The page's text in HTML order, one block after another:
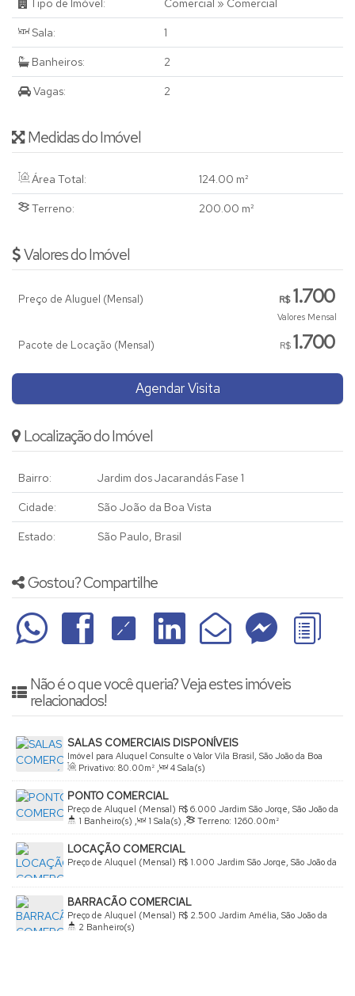
Tipo de Imóvel: Comercial » Comercial
Sala: 1
Banheiros: 2
Vagas: 2
Medidas do Imóvel
Área Total: 124.00 m²
Terreno: 200.00 m²
Valores do Imóvel
R$1.700
Preço de Aluguel (Mensal)
Valores Mensal
R$ 1.700
Pacote de Locação (Mensal)
Agendar Visita
Localização do Imóvel
Bairro: Jardim dos Jacarandás Fase 1
Cidade: São João da Boa Vista
Estado: São Paulo, Brasil
Gostou? Compartilhe
Não é o que você queria? Veja estes imóveis
relacionados!
SALAS COMERCIAIS DISPONÍVEIS
Consulte o Valor
Imóvel para Aluguel
Vila Brasil, São João da Boa
Vista, São Paulo, Brasil
Privativo: 80.00m² , 4 Sala(s)
PONTO COMERCIAL
R$ 6.000
Preço de Aluguel (Mensal)
Jardim São Jorge, São João da
Boa Vista, São Paulo, Brasil
1 Banheiro(s) , 1 Sala(s) , Terreno: 1260.00m²
LOCAÇÃO COMERCIAL
R$ 1.000
Preço de Aluguel (Mensal)
Jardim São Jorge, São João da
BARRACÃO COMERCIAL
R$ 2.500
Preço de Aluguel (Mensal)
Jardim Amélia, São João da
Boa Vista, São Paulo, Brasil
2 Banheiro(s)